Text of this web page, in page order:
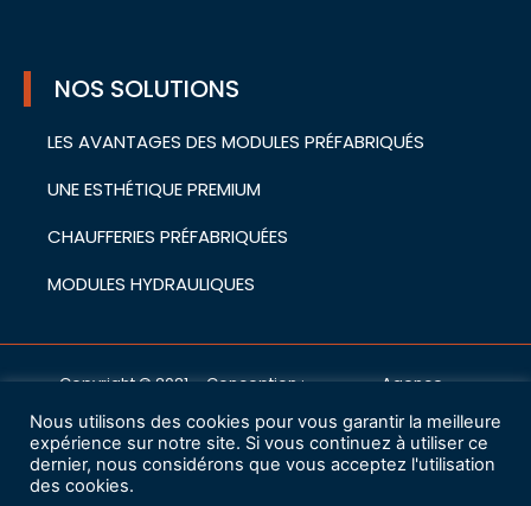
NOS SOLUTIONS
LES AVANTAGES DES MODULES PRÉFABRIQUÉS
UNE ESTHÉTIQUE PREMIUM
CHAUFFERIES PRÉFABRIQUÉES
MODULES HYDRAULIQUES
Copyright © 2021 – Conception : Agencecwa
Mentions légales
Charte de protection des données à caractère personnel
Nous utilisons des cookies pour vous garantir la meilleure
expérience sur notre site. Si vous continuez à utiliser ce
dernier, nous considérons que vous acceptez l'utilisation
des cookies.